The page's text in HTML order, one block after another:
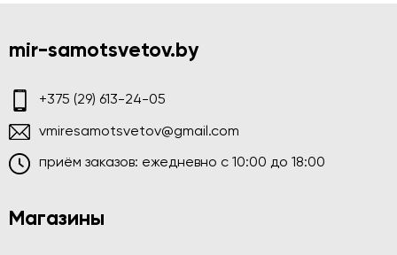
mir-samotsvetov.by
+375 (29) 613-24-05
vmiresamotsvetov@gmail.com
приём заказов: ежедневно c 10:00 до 18:00
Магазины